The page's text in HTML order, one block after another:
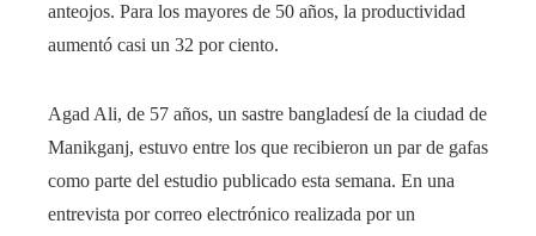
anteojos. Para los mayores de 50 años, la productividad
aumentó casi un 32 por ciento.
Agad Ali, de 57 años, un sastre bangladesí de la ciudad de
Manikganj, estuvo entre los que recibieron un par de gafas
como parte del estudio publicado esta semana. En una
entrevista por correo electrónico realizada por un